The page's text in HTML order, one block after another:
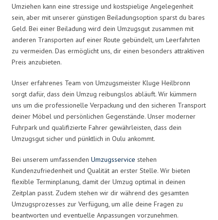
Umziehen kann eine stressige und kostspielige Angelegenheit
sein, aber mit unserer günstigen Beiladungsoption sparst du bares
Geld. Bei einer Beiladung wird dein Umzugsgut zusammen mit
anderen Transporten auf einer Route gebündelt, um Leerfahrten
zu vermeiden. Das ermöglicht uns, dir einen besonders attraktiven
Preis anzubieten.
Unser erfahrenes Team von Umzugsmeister Kluge Heilbronn
sorgt dafür, dass dein Umzug reibungslos abläuft. Wir kümmern
uns um die professionelle Verpackung und den sicheren Transport
deiner Möbel und persönlichen Gegenstände. Unser moderner
Fuhrpark und qualifizierte Fahrer gewährleisten, dass dein
Umzugsgut sicher und pünktlich in Oulu ankommt.
Bei unserem umfassenden Umzugsservice stehen
Kundenzufriedenheit und Qualität an erster Stelle. Wir bieten
flexible Terminplanung, damit der Umzug optimal in deinen
Zeitplan passt. Zudem stehen wir dir während des gesamten
Umzugsprozesses zur Verfügung, um alle deine Fragen zu
beantworten und eventuelle Anpassungen vorzunehmen.